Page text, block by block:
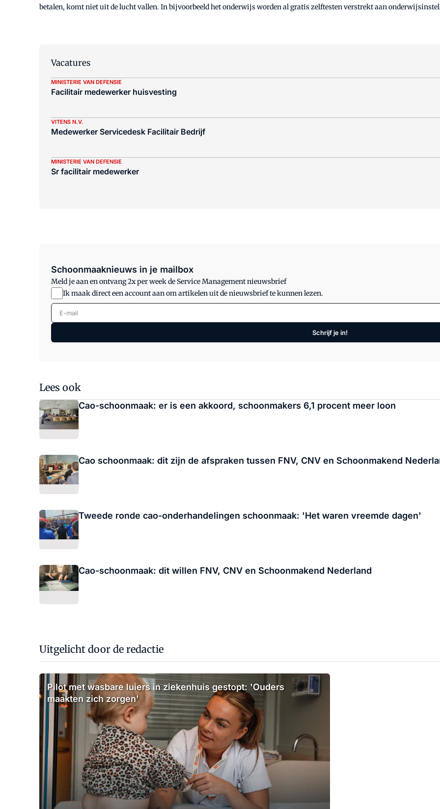
betalen, komt niet uit de lucht vallen. In bijvoorbeeld het onderwijs worden al gratis zelftesten verstrekt aan
Vacatures
MINISTERIE VAN DEFENSIE
Facilitair medewerker huisvesting
VITENS N.V.
Medewerker Servicedesk Facilitair Bedrijf
MINISTERIE VAN DEFENSIE
Sr facilitair medewerker
Schoonmaaknieuws in je mailbox
Meld je aan en ontvang 2x per week de Service Management nieuwsbrief
Ik maak direct een account aan om artikelen uit de nieuwsbrief te kunnen lezen.
E-mail
Schrijf je in!
Lees ook
Cao-schoonmaak: er is een akkoord, schoonmakers 6,1 procent meer loon
Cao schoonmaak: dit zijn de afspraken tussen FNV, CNV en Schoonmakend
Tweede ronde cao-onderhandelingen schoonmaak: 'Het waren vreemde dagen'
Cao-schoonmaak: dit willen FNV, CNV en Schoonmakend Nederland
Uitgelicht door de redactie
Pilot met wasbare luiers in ziekenhuis gestopt: 'Ouders
maakten zich zorgen'